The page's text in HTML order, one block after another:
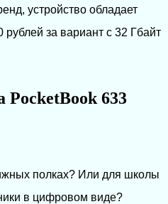
устройство обладает
рублей за вариант с 32 Гбайт
PocketBook 633
полках? Или для школы
в цифровом виде?